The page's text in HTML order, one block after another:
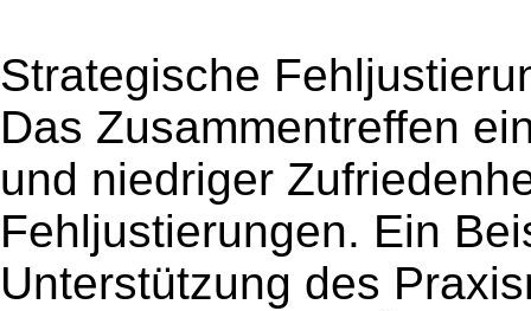
Strategische
Das Zusammentreffen
und niedriger
Fehljustierungen. Ein
Unterstützung des